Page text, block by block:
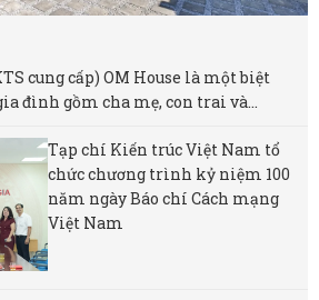
cung cấp) OM House là một biệt
đình gồm cha mẹ, con trai và...
Tạp chí Kiến trúc Việt Nam tổ
chức chương trình kỷ niệm 100
năm ngày Báo chí Cách mạng
Việt Nam